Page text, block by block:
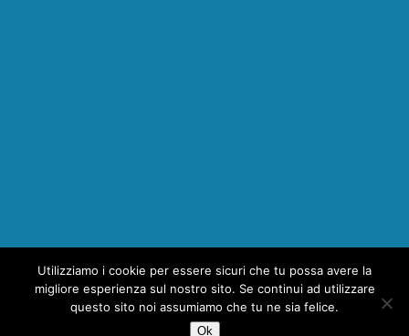
Utilizziamo i cookie per essere sicuri che tu possa avere la
migliore esperienza sul nostro sito. Se continui ad utilizzare
questo sito noi assumiamo che tu ne sia felice.
Ok